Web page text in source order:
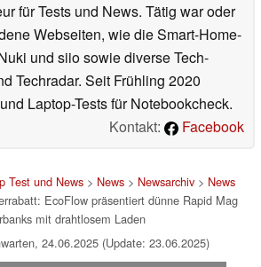
für Tests und News. Tätig war oder
Webseiten, wie die Smart-Home-
und siio sowie diverse Tech-
Techradar. Seit Frühling 2020
Laptop-Tests für Notebookcheck.
Kontakt:
Facebook
Test und News> News> Newsarchiv> News
EcoFlow präsentiert dünne Rapid Mag
mit drahtlosem Laden
24.06.2025 (Update: 23.06.2025)